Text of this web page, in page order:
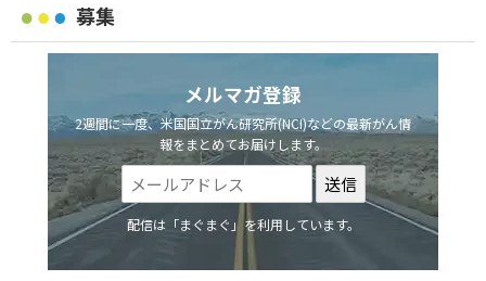
募集
メルマガ登録
2週間に一度、米国国立がん研究所(NCI)などの最新がん情
報をまとめてお届けします。
配信は「まぐまぐ」を利用しています。